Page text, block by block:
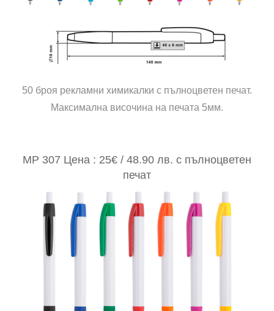
50 броя рекламни химикалки с пълноцветен печат.
Максимална височина на печата 5мм.
MP 307 Цена : 25€ / 48.90 лв. с пълноцветен
печат